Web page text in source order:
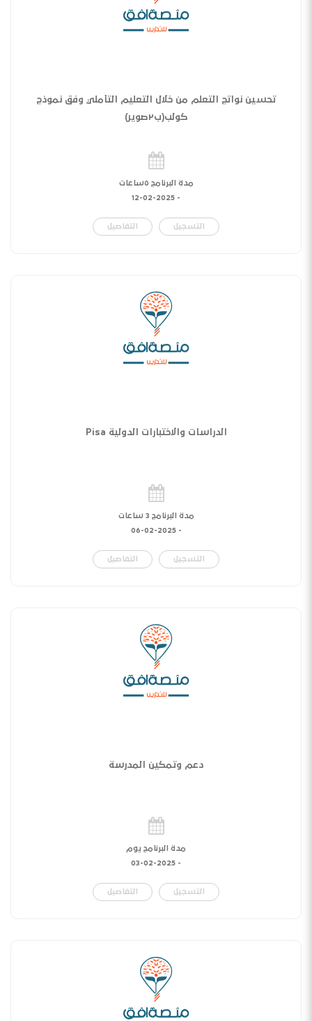
تحسين نواتج التعلم من خلال التعليم التأملي وفق نموذج
كولب(ب٢صوير)
مدة البرنامج ٥ساعات
-
12-02-2025
التسجيل التفاصيل
الدراسات والاختبارات الدولية Pisa
مدة البرنامج 3 ساعات
-
06-02-2025
التسجيل التفاصيل
دعم وتمكين المدرسة
مدة البرنامج يوم
-
03-02-2025
التسجيل التفاصيل